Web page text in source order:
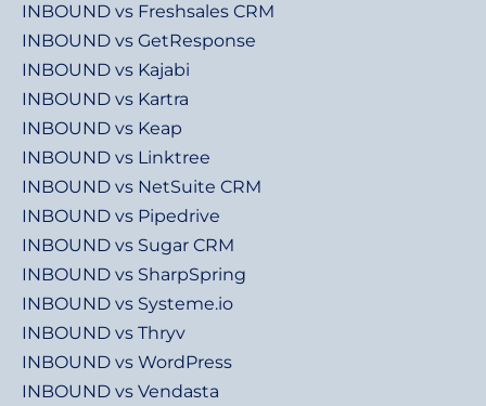
INBOUND vs Freshsales CRM
INBOUND vs GetResponse
INBOUND vs Kajabi
INBOUND vs Kartra
INBOUND vs Keap
INBOUND vs Linktree
INBOUND vs NetSuite CRM
INBOUND vs Pipedrive
INBOUND vs Sugar CRM
INBOUND vs SharpSpring
INBOUND vs Systeme.io
INBOUND vs Thryv
INBOUND vs WordPress
INBOUND vs Vendasta